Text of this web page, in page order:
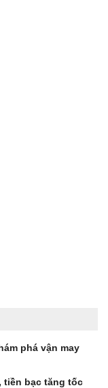
phá vận may
tiền bạc tăng tốc